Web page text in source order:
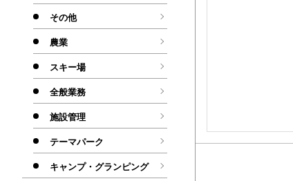
その他
農業
スキー場
全般業務
施設管理
テーマパーク
キャンプ・グランピング